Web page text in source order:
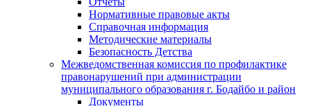
Нормативные правовые акты
Справочная информация
Методические материалы
Безопасность Детства
Межведомственная комиссия по профилактике
правонарушений при администрации
муниципального образования г. Бодайбо и район
Документы